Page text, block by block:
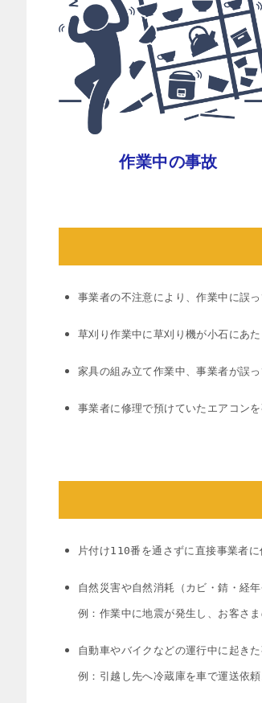
作業中の事故
事業者の不注意により、作業中に誤
草刈り作業中に草刈り機が小石にあ
家具の組み立て作業中、事業者が誤
事業者に修理で預けていたエアコン
片付け110番を通さずに直接事業者
自然災害や自然消耗（カビ・錆・経
例：作業中に地震が発生し、お客さ
自動車やバイクなどの運行中に起き
例：引越し先へ冷蔵庫を車で運送依